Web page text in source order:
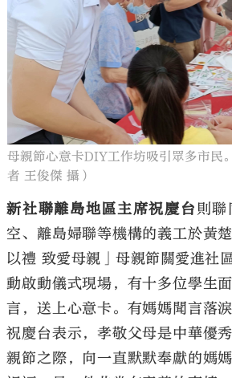
母親節心意卡DIY工作坊吸引眾多市民
者 王俊傑 攝）
新社聯離島地區主席祝慶台則聯
空、離島婦聯等機構的義工於黃
以禮 致愛母親」母親節關愛進社
動啟動儀式現場，有十多位學生
言，送上心意卡。有媽媽聞言落
祝慶台表示，孝敬父母是中華優
親節之際，向一直默默奉獻的媽